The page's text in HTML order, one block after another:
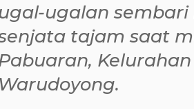
ugal-ugalan
tajam saat
Warudoyong.